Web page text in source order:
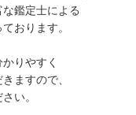
鑑定士による
おります。
りやすく
ますので、
い。